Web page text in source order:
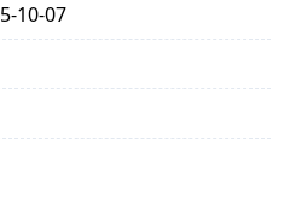
10-07